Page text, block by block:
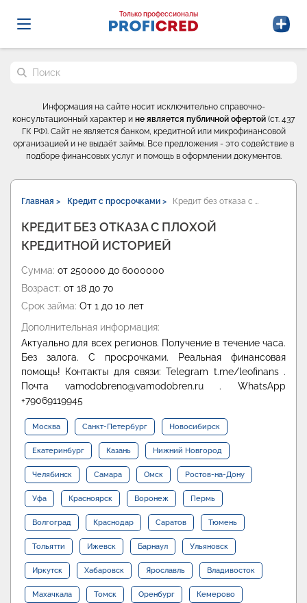
Probrokery - Только профессионалы
Только профессионалы
Поиск по сайту
Информация на сайте носит исключительно справочно-
консультационный характер и не является публичной офертой (ст. 437
ГК РФ). Сайт не является банком, кредитной или микрофинансовой
организацией и не выдаёт займы. Все предложения - это содействие в
подборе финансовых услуг и помощь в оформлении документов.
Главная > Кредит с просрочками > Кредит без отказа с …
КРЕДИТ БЕЗ ОТКАЗА С ПЛОХОЙ
КРЕДИТНОЙ ИСТОРИЕЙ
Сумма: от 250000 до 6000000
Возраст: от 18 до 70
Срок займа: От 1 до 10 лет
Дополнительная информация:
Актуально для всех регионов. Получение в течение часа.
Без залога. С просрочками. Реальная финансовая
помощь! Контакты для связи: Telegram t.me/leofinans .
Почта vamodobreno@vamodobren.ru . WhatsApp
+79069119945
Москва Санкт-Петербург Новосибирск
Екатеринбург Казань Нижний Новгород
Челябинск Самара Омск Ростов-на-Дону
Уфа Красноярск Воронеж Пермь
Волгоград Краснодар Саратов Тюмень
Тольятти Ижевск Барнаул Ульяновск
Иркутск Хабаровск Ярославль Владивосток
Махачкала Томск Оренбург Кемерово